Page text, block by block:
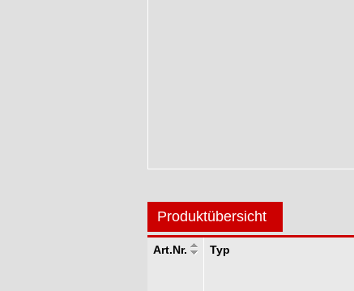
Produktübersicht
Art.Nr. Typ